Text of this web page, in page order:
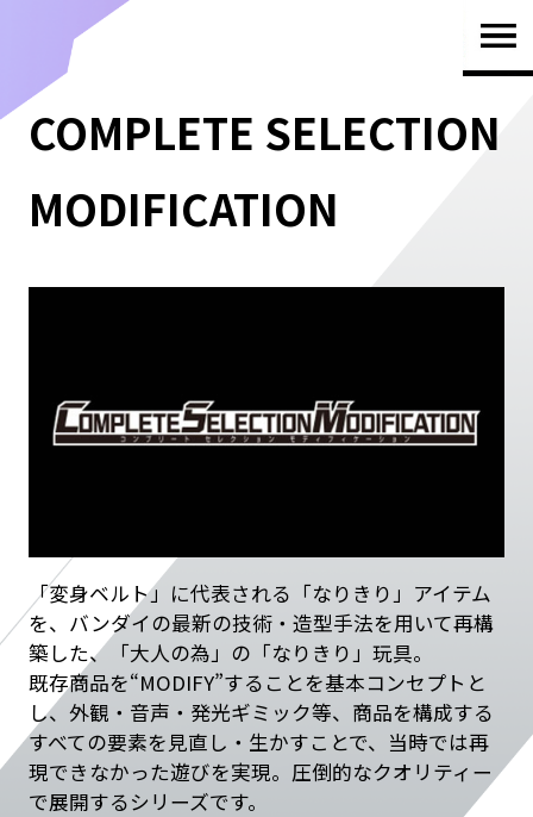
TOP
PRODUCTS
NEWS
BRAND
EVENT
COMPLETE SELECTION
MODIFICATION
「変身ベルト」に代表される「なりきり」アイテム
を、バンダイの最新の技術・造型手法を用いて再構
築した、「大人の為」の「なりきり」玩具。
既存商品を“MODIFY”することを基本コンセプトと
し、外観・音声・発光ギミック等、商品を構成する
すべての要素を見直し・生かすことで、当時では再
現できなかった遊びを実現。圧倒的なクオリティー
で展開するシリーズです。